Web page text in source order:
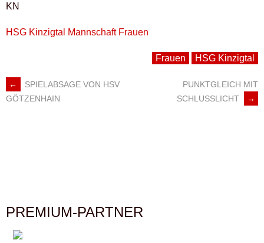
KN
HSG Kinzigtal Mannschaft Frauen
Frauen HSG Kinzigtal
ARTIKEL-
←
SPIELABSAGE VON HSV
GÖTZENHAIN
PUNKTGLEICH MIT
SCHLUSSLICHT
→
PREMIUM-PARTNER